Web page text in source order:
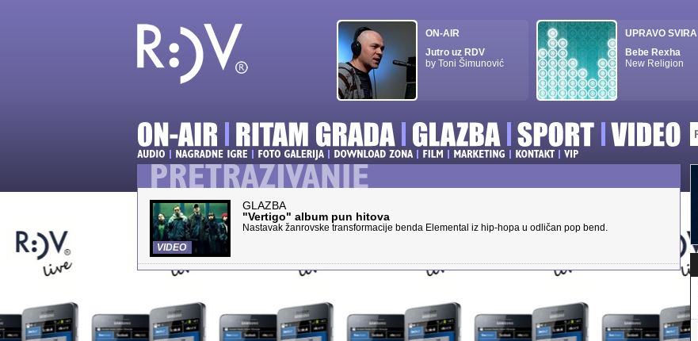
ON-AIR
Jutro uz RDV
by Toni Šimunović
UPRAVO SVIRA
Bebe Rexha
New Religion
VIDEO
GLAZBA
"Vertigo" album pun hitova
Nastavak žanrovske transformacije benda Elemental iz hip-hopa u odličan pop bend.